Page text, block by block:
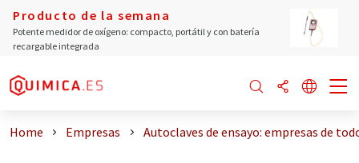
Producto de la semana
Potente medidor de oxígeno: compacto, portátil y con batería
recargable integrada
Home Empresas Autoclaves de ensayo: empresas de